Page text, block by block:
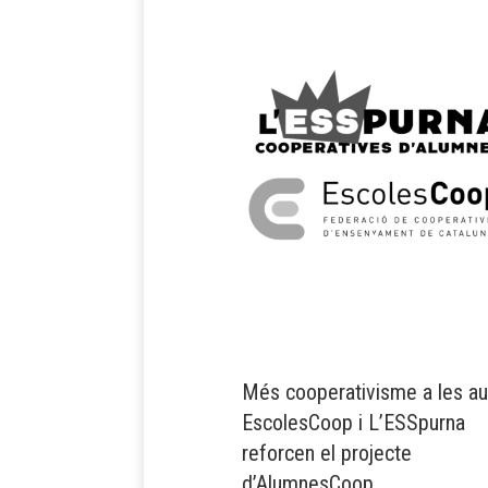
Més cooperativisme a les
EscolesCoop i L’ESSpurna
reforcen el projecte